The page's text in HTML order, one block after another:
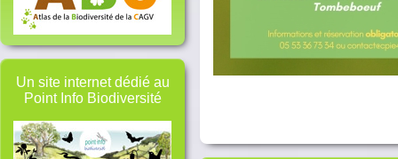
Un site internet dédié au
Point Info Biodiversité